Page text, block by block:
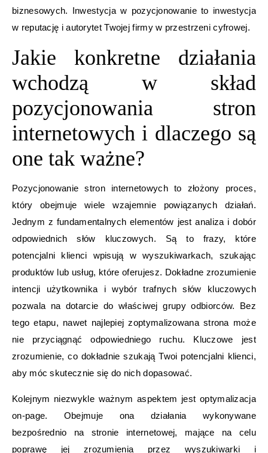
biznesowych. Inwestycja w pozycjonowanie to inwestycja
w reputację i autorytet Twojej firmy w przestrzeni cyfrowej.
Jakie konkretne działania
wchodzą w skład
pozycjonowania stron
internetowych i dlaczego są
one tak ważne?
Pozycjonowanie stron internetowych to złożony proces,
który obejmuje wiele wzajemnie powiązanych działań.
Jednym z fundamentalnych elementów jest analiza i dobór
odpowiednich słów kluczowych. Są to frazy, które
potencjalni klienci wpisują w wyszukiwarkach, szukając
produktów lub usług, które oferujesz. Dokładne zrozumienie
intencji użytkownika i wybór trafnych słów kluczowych
pozwala na dotarcie do właściwej grupy odbiorców. Bez
tego etapu, nawet najlepiej zoptymalizowana strona może
nie przyciągnąć odpowiedniego ruchu. Kluczowe jest
zrozumienie, co dokładnie szukają Twoi potencjalni klienci,
aby móc skutecznie się do nich dopasować.
Kolejnym niezwykle ważnym aspektem jest optymalizacja
on-page. Obejmuje ona działania wykonywane
bezpośrednio na stronie internetowej, mające na celu
poprawę jej zrozumienia przez wyszukiwarki i